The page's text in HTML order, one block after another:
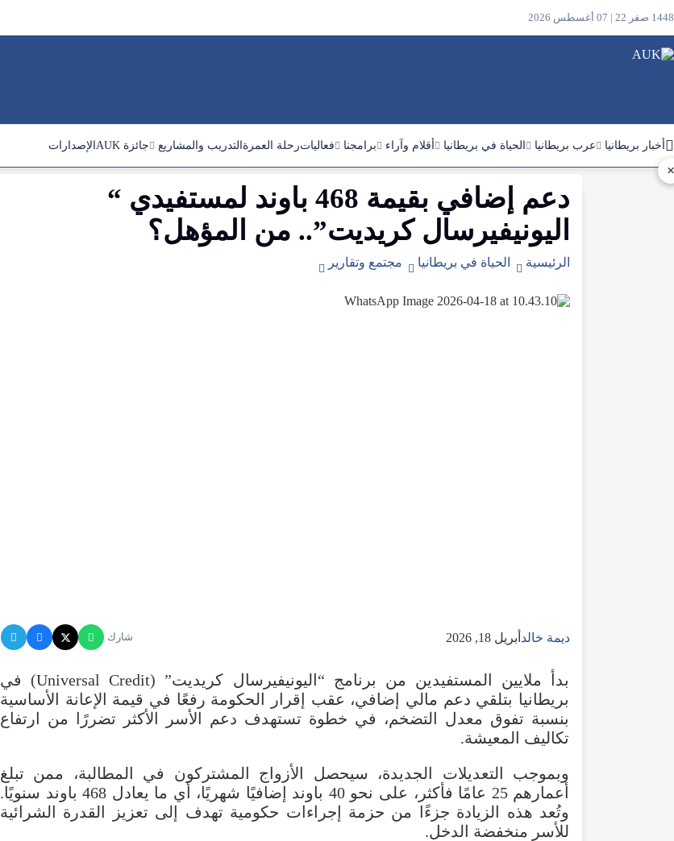
1448 صفر 22 | 07 أغسطس 2026
أخبار بريطانيا عرب بريطانيا الحياة في بريطانيا أقلام وآراء برامجنا فعالياترحلة العمرة التدريب والمشاريع جائزة AUK الإصدارات
دعم إضافي بقيمة باوند لمستفيدي “
اليونيفيرسال كريديت”.. من المؤهل؟
الرئيسية الحياة في بريطانيا مجتمع وتقارير
ديمة خالد أبريل 18, 2026 شارك
بدأ ملايين المستفيدين من برنامج “ اليونيفيرسال كريديت” (
Universal Credit
) في
بريطانيا بتلقي دعم مالي إضافي، عقب إقرار الحكومة رفعًا في قيمة الإعانة
الأساسية
بنسبة تفوق معدل التضخم، في خطوة تستهدف دعم الأسر الأكثر تضررًا من
ارتفاع
تكاليف المعيشة.
وبموجب
التعديلات الجديدة، سيحصل الأزواج المشتركون في المطالبة، ممن تبلغ
أعمارهم 25 عامًا فأكثر ، على نحو 40 باوند إضافيًا شهريًا، أي ما يعادل باوند سنويًا.
وتُعد هذه الزيادة جزءًا من حزمة إجراءات حكومية تهدف إلى تعزيز القدرة
الشرائية
للأسر منخفضة الدخل.
×